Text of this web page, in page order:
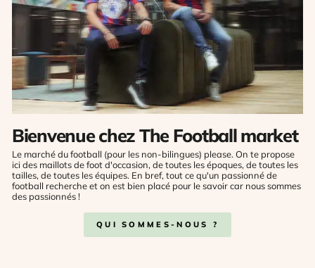
Bienvenue chez The Football market
Le marché du football (pour les non-bilingues) please. On te propose
ici des maillots de foot d'occasion, de toutes les époques, de toutes les
tailles, de toutes les équipes. En bref, tout ce qu'un passionné de
football recherche et on est bien placé pour le savoir car nous sommes
des passionnés !
QUI SOMMES-NOUS ?